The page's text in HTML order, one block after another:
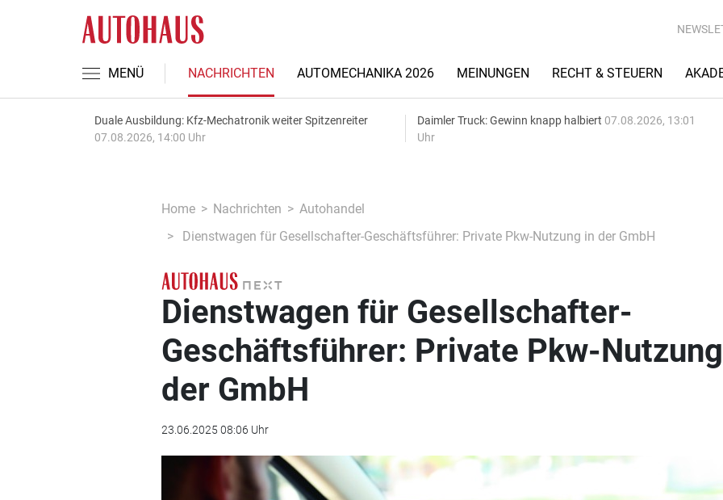
MENÜ NACHRICHTEN AUTOMECHANIKA 2026 MEINUNGEN RECHT & STEUERN
Duale Ausbildung: Kfz-Mechatronik weiter Spitzenreiter
07.08.2026, 14:00 Uhr
Daimler Truck: Gewinn knapp halbiert 07.08.2026, 13:01
Uhr
Home Nachrichten
Autohandel
Dienstwagen für Gesellschafter-Geschäftsführer: Private Pkw-Nutzung in der GmbH
Dienstwagen für Gesellschafter-
Geschäftsführer: Private Pkw-
der GmbH
23.06.2025 08:06 Uhr